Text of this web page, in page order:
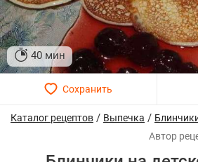
40 мин
Каталог рецептов / Выпечка /